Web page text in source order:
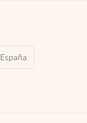
España